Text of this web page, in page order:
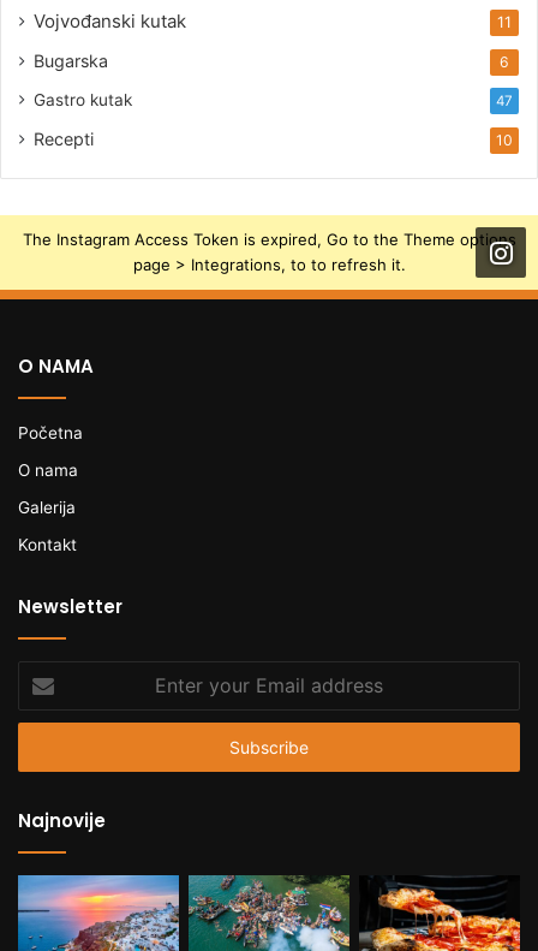
Vojvođanski kutak 11
Bugarska 6
Gastro kutak 47
Recepti 10
The Instagram Access Token is expired, Go to the Theme options
page > Integrations, to to refresh it.
O NAMA
Početna
O nama
Galerija
Kontakt
Newsletter
your
Email
Najnovije